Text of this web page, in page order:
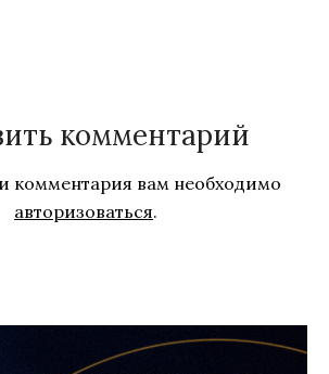
комментарий
комментария вам необходимо
авторизоваться.